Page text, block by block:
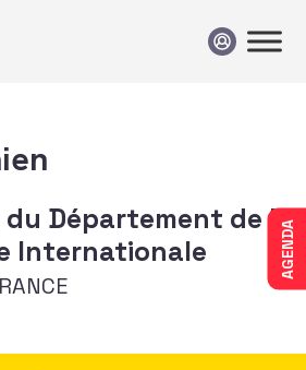
AGENDA
du Département de la
Internationale